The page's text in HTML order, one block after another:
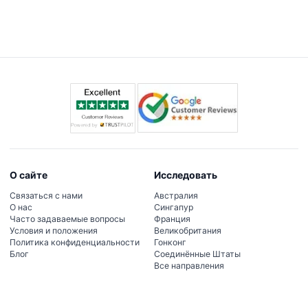
О сайте
Связаться с нами
О нас
Часто задаваемые вопросы
Условия и положения
Политика конфиденциальности
Блог
Исследовать
Австралия
Сингапур
Франция
Великобритания
Гонконг
Соединённые Штаты
Все направления